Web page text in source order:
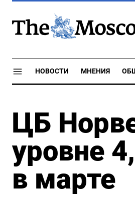
НОВОСТИ МНЕНИЯ
ЦБ
уровне
в марте